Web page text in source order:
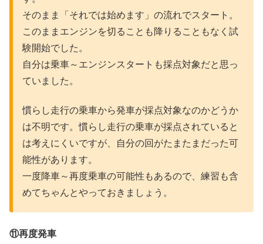
そのまま「それでは始めます」の流れでスタート。
このままエンジンを切ることも降りることもなく試
験開始でした。
自分は乗車～エンジンスタートも採点対象だと思っ
ていました。
慣らし走行の乗車から発車が採点対象なのかどうか
は不明です。慣らし走行の乗車が採点されていると
は考えにくいですが、自分の回がたまたまだった可
能性があります。
一度降車～再度乗車の可能性もあるので、練習も含
めてちゃんとやっておきましょう。
⑪再度発車